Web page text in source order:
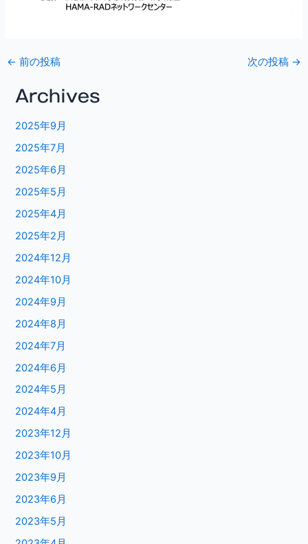
← 前の投稿 次の投稿 →
Archives
2025年9月
2025年7月
2025年6月
2025年5月
2025年4月
2025年2月
2024年12月
2024年10月
2024年9月
2024年8月
2024年7月
2024年6月
2024年5月
2024年4月
2023年12月
2023年10月
2023年9月
2023年6月
2023年5月